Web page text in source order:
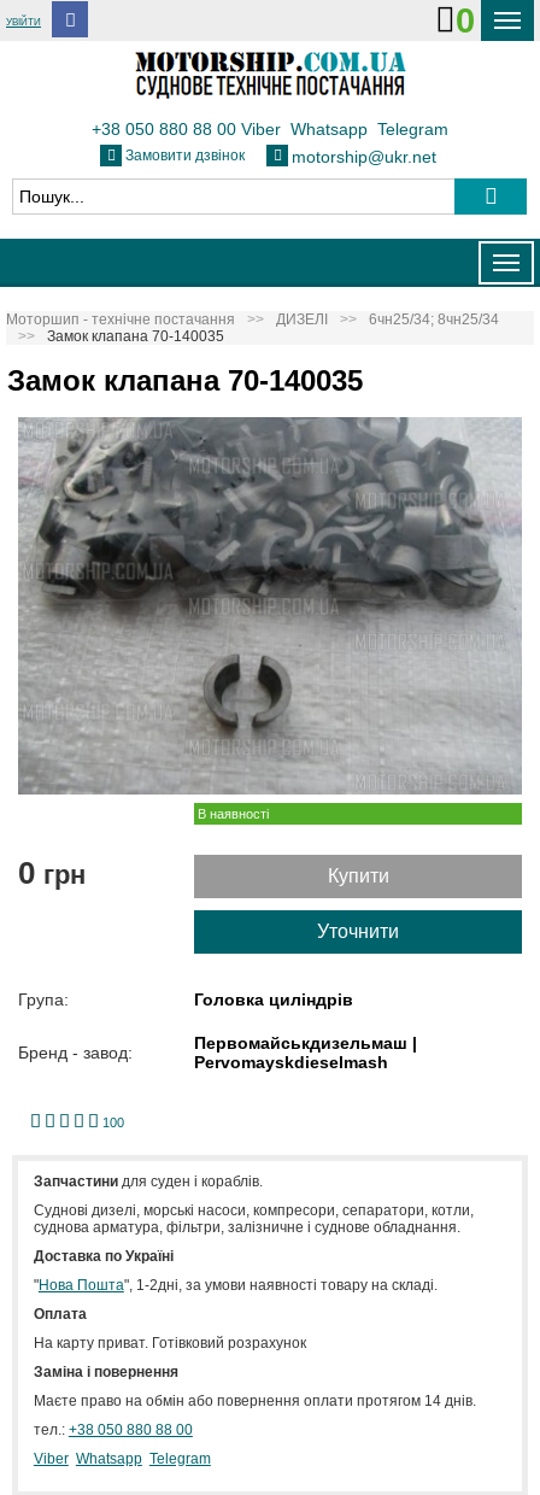
УВІЙТИ
ДОСТАВКА І ОПЛАТА
ТЕПЛОВОЗИ
КОНТАКТИ
0
+38 050 880 88 00 Viber Whatsapp Telegram
Замовити дзвінок motorship@ukr.net
Моторшип - технічне постачання ДИЗЕЛІ
6чн25/34; 8чн25/34
Замок клапана 70-140035
Замок клапана 70-140035
В наявності
0 грн Купити
Уточнити
Група: Головка циліндрів
Бренд - завод:
Первомайськдизельмаш |
Pervomayskdieselmash
100
12345
Запчастинидля суден і кораблів.
Cуднові дизелі, морські насоси, компресори, сепаратори, котли,
суднова арматура, фільтри, залізничне і суднове обладнання.
Доставка по Україні
"Нова Пошта", 1-2дні, за умови наявності товару на складі.
Оплата
На карту приват. Готівковий розрахунок
Заміна і повернення
Маєте право на обмін або повернення оплати протягом 14 днів.
тел.: +38 050 880 88 00
Viber Whatsapp Telegram